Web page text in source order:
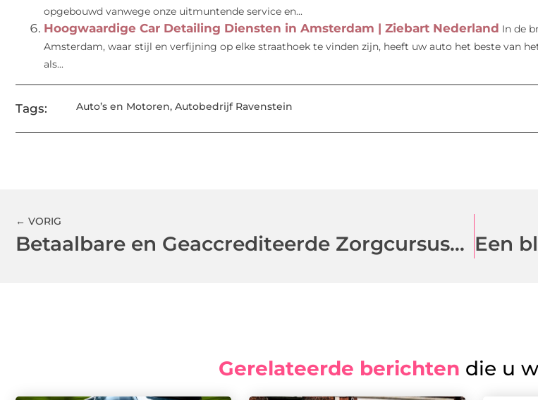
opgebouwd vanwege onze uitmuntende service en...
Hoogwaardige Car Detailing Diensten in Amsterdam | Ziebart Nederland In de
Amsterdam, waar stijl en verfijning op elke straathoek te vinden zijn, heeft uw auto het beste van
als...
Tags: Auto’s en Motoren, Autobedrijf Ravenstein
← VORIG
Betaalbare en Geaccrediteerde Zorgcursussen van Zuster055.nl
Gerelateerde berichten die u